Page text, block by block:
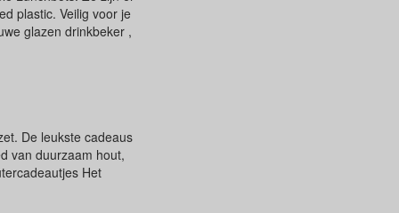
plastic. Veilig voor je
glazen drinkbeker ,
De leukste cadeaus
van duurzaam hout,
Het